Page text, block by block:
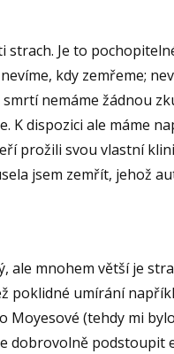
strach. Je to
kdy zemřeme;
nemáme žádnou
K dispozici ale máme
prožili svou vlastní
jsem zemřít, jehož
ale mnohem větší je
poklidné umírání
Moyesové (tehdy mi
dobrovolně podstoupit